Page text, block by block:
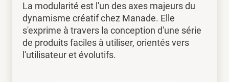
La modularité est l'un des axes majeurs du
dynamisme créatif chez Manade. Elle
s'exprime à travers la conception d'une série
de produits faciles à utiliser, orientés vers
l'utilisateur et évolutifs.